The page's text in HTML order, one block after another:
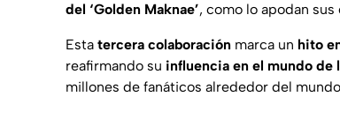
del ‘Golden Maknae’, como lo apodan
Esta tercera colaboración marca un hito
reafirmando su influencia en el mundo de
millones de fanáticos alrededor del